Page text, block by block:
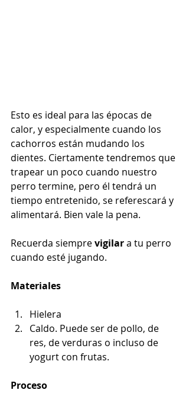
Esto es ideal para las épocas de
calor, y especialmente cuando los
cachorros están mudando los
dientes. Ciertamente tendremos que
trapear un poco cuando nuestro
perro termine, pero él tendrá un
tiempo entretenido, se referescará y
alimentará. Bien vale la pena.
Recuerda siempre vigilar a tu perro
cuando esté jugando.
Materiales
Hielera
Caldo. Puede ser de pollo, de
res, de verduras o incluso de
yogurt con frutas.
Proceso